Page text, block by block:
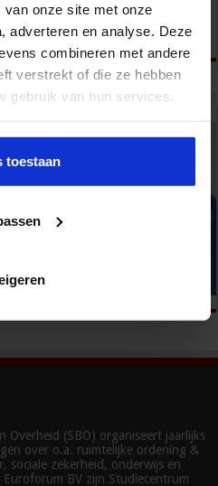
onze site met onze
adverteren en analyse. Deze
combineren met andere
verstrekt of die ze hebben
gebruik van hun services.
toestaan
Overheid (SBO) organiseert jaarlijks
over o.a. ruimtelijke ordening &
sociale zekerheid, onderwijs en
BV zijn Studiecentrum